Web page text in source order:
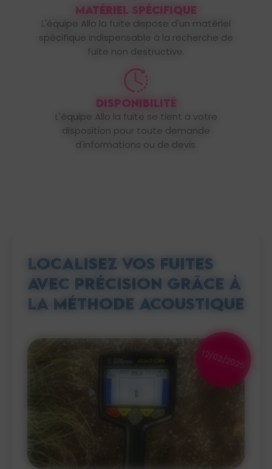
MATÉRIEL SPÉCIFIQUE
L'équipe Allo la fuite dispose d'un matériel
spécifique indispensable à la recherche de
fuite non destructive.
DISPONIBILITÉ
L'équipe Allo la fuite se tient à votre
disposition pour toute demande
d'informations ou de devis.
Localisez vos fuites
avec précision grâce à
la méthode acoustique
12/03/2025